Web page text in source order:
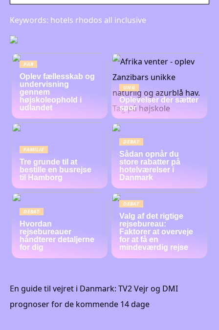
Keywords: hotels rhodos all inclusive
PAR
Oplev fællesskab og
undervisning
gennem
højskoleophold i
udlandet
UNG
Oplevelser der sætter
spor
FAMILIE
Tre grunde til at
bestille en busrejse
til Hamborg
DEBAT
Sådan opnår du
store rabatter på
hotelværelser i
Danmark
DEBAT
Hvordan
rejsebureauer
håndterer detaljerne
for dig
DEBAT
Valg af det rigtige
rejsebureau:
Faktorer at overveje
for at få en
mindeværdig rejse
En guide til vejret i Danmark: TV2 Vejr og DMI
prognoser for de kommende 14 dage